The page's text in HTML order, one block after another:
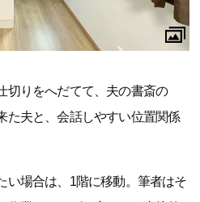
切りをへだてて、夫の書斎の
た夫と、会話しやすい位置関係
い場合は、1階に移動。筆者はそ